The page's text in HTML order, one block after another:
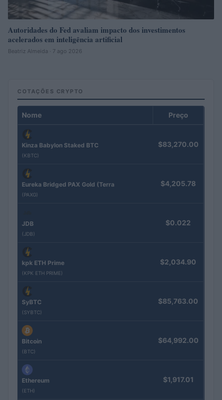
Autoridades do Fed avaliam impacto dos investimentos
acelerados em inteligência artificial
Beatriz Almeida · 7 ago 2026
COTAÇÕES CRYPTO
Nome Preço
Kinza Babylon Staked BTC
(KBTC)
$83,270.00
Eureka Bridged PAX Gold (Terra
(PAXG)
$4,205.78
JDB
(JDB)
$0.022
kpk ETH Prime
(KPK ETH PRIME)
$2,034.90
SyBTC
(SYBTC)
$85,763.00
Bitcoin
(BTC)
$64,992.00
Ethereum
(ETH)
$1,917.01